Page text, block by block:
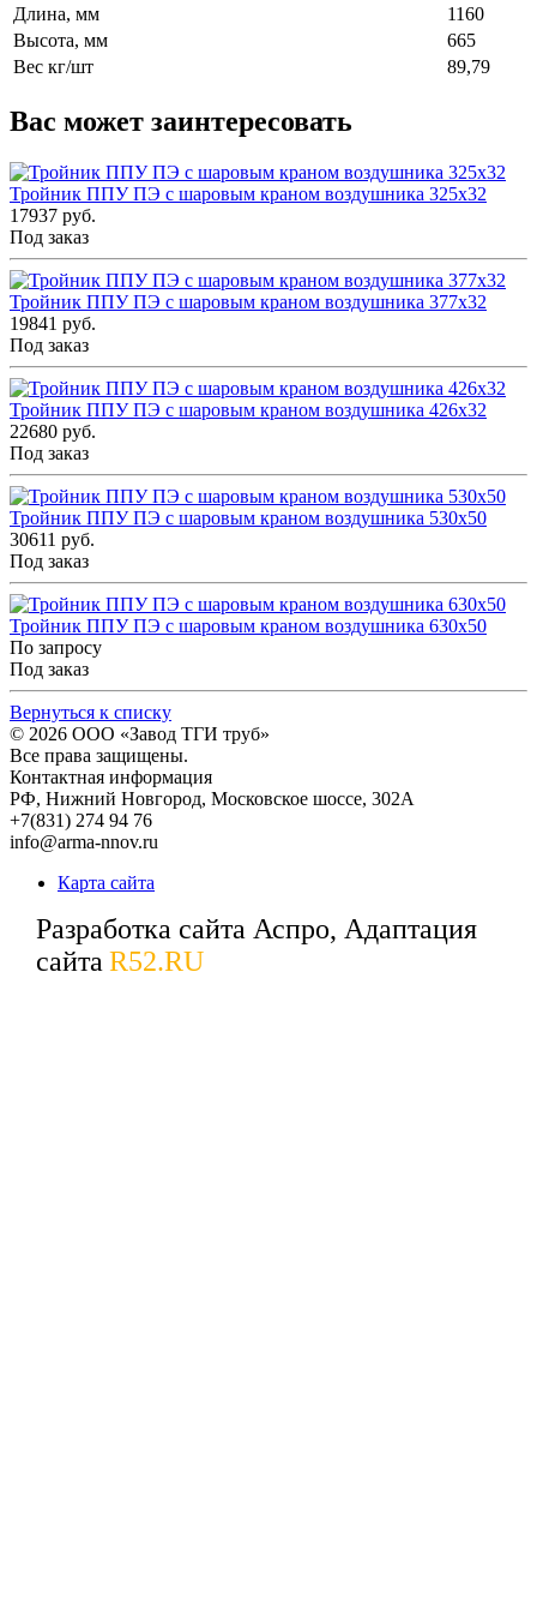
Длина, мм
1160
Высота, мм
665
Вес кг/шт
89,79
Вас может заинтересовать
Тройник ППУ ПЭ с шаровым краном воздушника 325x32
17937 руб.
Под заказ
Тройник ППУ ПЭ с шаровым краном воздушника 377x32
19841 руб.
Под заказ
Тройник ППУ ПЭ с шаровым краном воздушника 426x32
22680 руб.
Под заказ
Тройник ППУ ПЭ с шаровым краном воздушника 530x50
30611 руб.
Под заказ
Тройник ППУ ПЭ с шаровым краном воздушника 630x50
По запросу
Под заказ
Вернуться к списку
© 2026 ООО «Завод ТГИ труб»
Все права защищены.
Контактная информация
РФ, Нижний Новгород, Московское шоссе, 302А
+7(831) 274 94 76
info@arma-nnov.ru
Карта сайта
Разработка сайта Аспро, Адаптация
сайта R52.RU